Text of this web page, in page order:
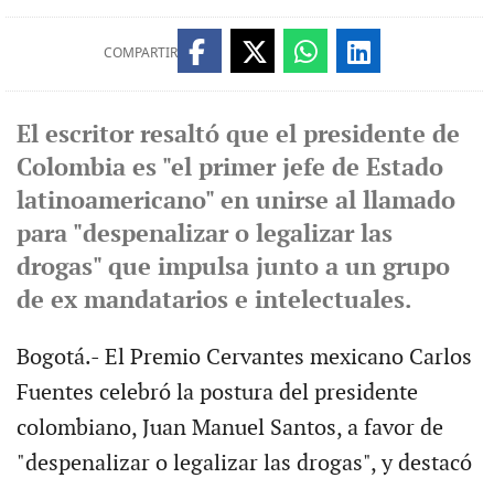
COMPARTIR
El escritor resaltó que el presidente de
Colombia es "el primer jefe de Estado
latinoamericano" en unirse al llamado
para "despenalizar o legalizar las
drogas" que impulsa junto a un grupo
de ex mandatarios e intelectuales.
Bogotá.- El Premio Cervantes mexicano Carlos
Fuentes celebró la postura del presidente
colombiano, Juan Manuel Santos, a favor de
"despenalizar o legalizar las drogas", y destacó